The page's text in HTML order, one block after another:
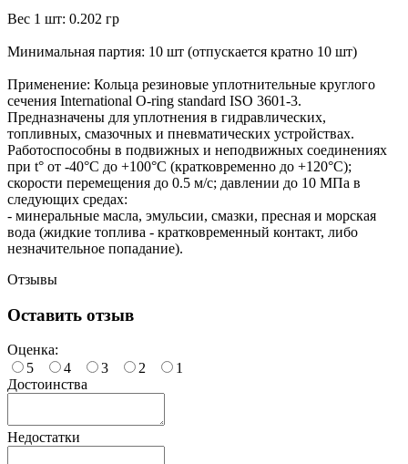
Вес 1 шт: 0.202 гр
Минимальная партия: 10 шт (отпускается кратно 10 шт)
Применение: Кольца резиновые уплотнительные круглого
сечения International O-ring standard ISO 3601-3.
Предназначены для уплотнения в гидравлических,
топливных, смазочных и пневматических устройствах.
Работоспособны в подвижных и неподвижных соединениях
при t° от -40°С до +100°С (кратковременно до +120°С);
скорости перемещения до 0.5 м/с; давлении до 10 МПа в
следующих средах:
- минеральные масла, эмульсии, смазки, пресная и морская
вода (жидкие топлива - кратковременный контакт, либо
незначительное попадание).
Отзывы
Оставить отзыв
Оценка:
5
4 3 2
1
Достоинства
Недостатки